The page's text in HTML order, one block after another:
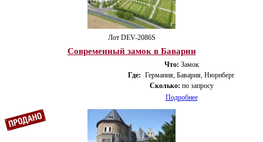
Лот DEV-2086S
Современный замок в Баварии
Что: Замок
Где: Германия, Бавария, Нюрнберг
Сколько: по запросу
Подробнее